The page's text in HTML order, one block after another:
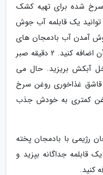
سرخ شده برای تهیه کشک
توانید یک قابلمه آب جوش
آمدن آب بادمجان های
پوست گرفته و خرد شده را به آن اضافه کنید. 2 دقیقه صبر
آبکش بریزید. حال می
بادمجان ها را با 1 تا 2 قاشق غذاخوری روغن سرخ
کمتری به خودش جذب
رژیمی با بادمجان پخته
قابلمه جداگانه بپزید و
کنید.